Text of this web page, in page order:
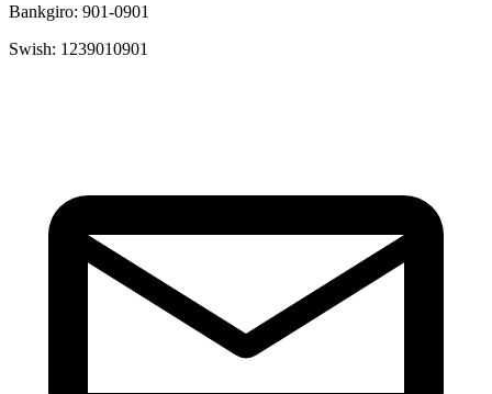
Bankgiro: 901-0901
Swish: 1239010901